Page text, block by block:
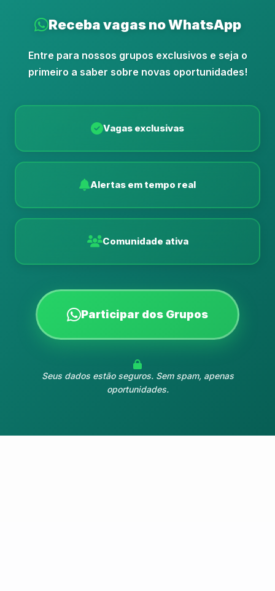
Receba vagas no WhatsApp
Entre para nossos grupos exclusivos e seja o
primeiro a saber sobre novas oportunidades!
Vagas exclusivas
Alertas em tempo real
Comunidade ativa
Participar dos Grupos
Seus dados estão seguros. Sem spam, apenas
oportunidades.